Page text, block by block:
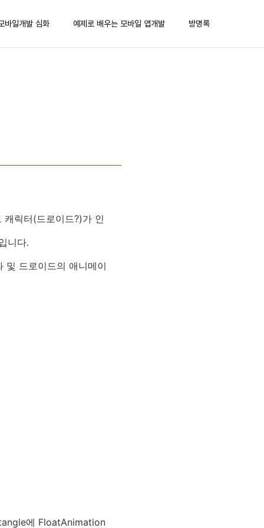
바일개발 심화 예제로 배우는 모바일 앱개발 방명록
릭터(드로이드?)가 인
니다.
및 드로이드의 애니메이
에 FloatAnimation